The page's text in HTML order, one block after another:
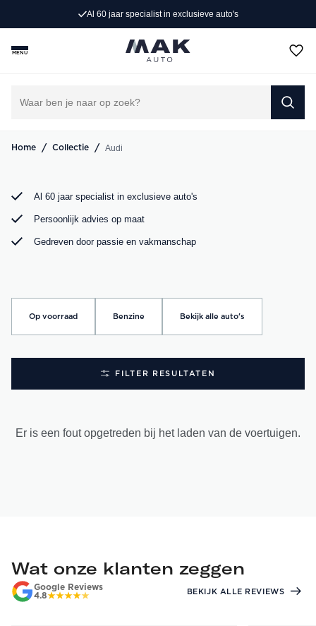
Al 60 jaar specialist in exclusieve auto's
MENU
Home / Collectie / Audi
Op zoek naar een exclusieve Audi occasion? Bij MAK
Auto vind je een zorgvuldig geselecteerd aanbod, van de
sportieve Audi A3 tot de krachtige Audi RS6. Bekijk ons
Al 60 jaar specialist in exclusieve auto's
Persoonlijk advies op maat
Gedreven door passie en vakmanschap
Op voorraad Benzine Bekijk alle auto's
FILTER RESULTATEN
Er is een fout opgetreden bij het laden van de voertuigen.
Wat onze klanten zeggen
Google Reviews
4.8
BEKIJK ALLE REVIEWS